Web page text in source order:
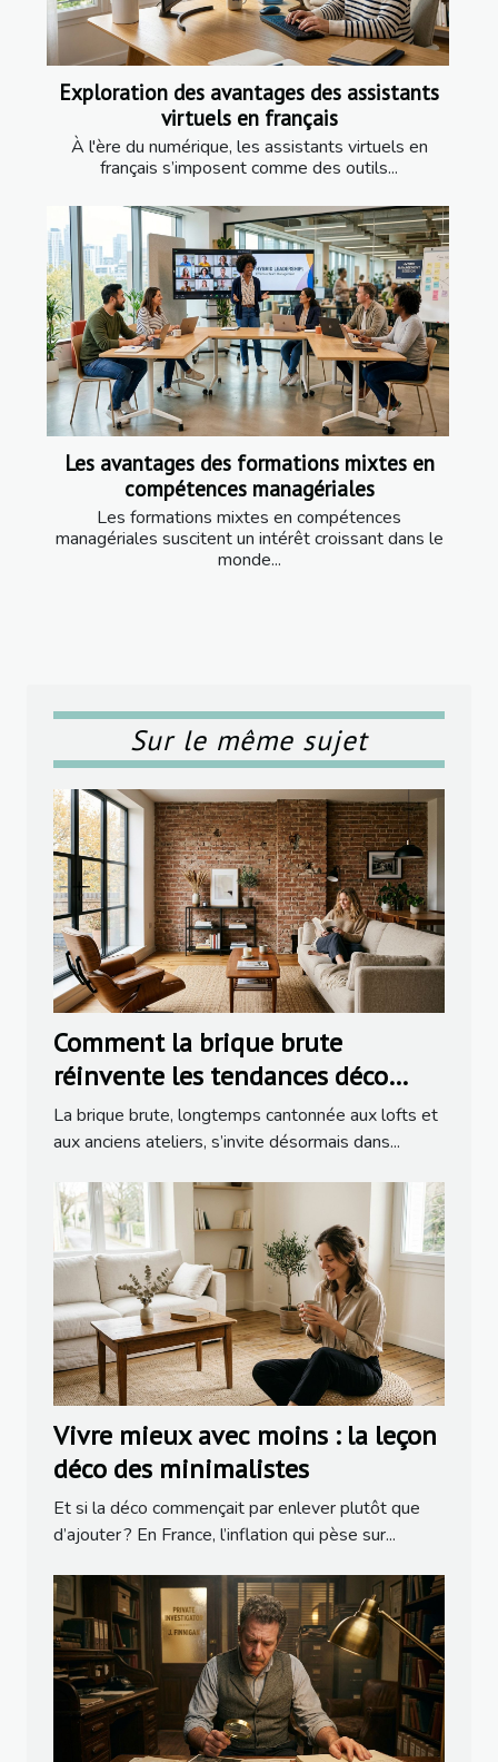
Exploration des avantages des assistants
virtuels en français
À l'ère du numérique, les assistants virtuels en
français s’imposent comme des outils...
Les avantages des formations mixtes en
compétences managériales
Les formations mixtes en compétences
managériales suscitent un intérêt croissant dans le
monde...
Sur le même sujet
Comment la brique brute
réinvente les tendances déco
dans la rénovation moderne
La brique brute, longtemps cantonnée aux lofts et
aux anciens ateliers, s’invite désormais dans...
Vivre mieux avec moins : la leçon
déco des minimalistes
Et si la déco commençait par enlever plutôt que
d’ajouter ? En France, l’inflation qui pèse sur...